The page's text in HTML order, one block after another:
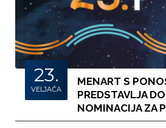
23.
VELJAČA
MENART S
PREDSTAVLJA
NOMINACIJA ZA